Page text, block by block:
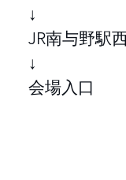
↓
JR南与野
↓
会場入口